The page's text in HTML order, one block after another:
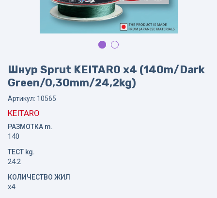
Шнур Sprut KEITARO x4 (140m/Dark
Green/0,30mm/24,2kg)
Артикул: 10565
KEITARO
РАЗМОТКА m.
140
ТЕСТ kg.
24.2
КОЛИЧЕСТВО ЖИЛ
x4